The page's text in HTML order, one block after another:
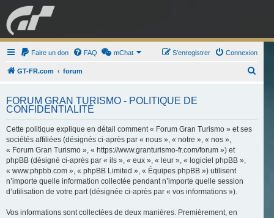
GRAN TURISMO FORUM
ESPORT BOUTIQUE
Faire un don FAQ mChat Connexion
S’enregistrer
GT-FR.com forum
FORUM GRAN TURISMO - POLITIQUE DE
CONFIDENTIALITÉ
Cette politique explique en détail comment « Forum Gran Turismo » et ses
sociétés affiliées (désignés ci-après par « nous », « notre », « nos »,
« Forum Gran Turismo », « https://www.granturismo-fr.com/forum ») et
phpBB (désigné ci-après par « ils », « eux », « leur », « logiciel phpBB »,
« www.phpbb.com », « phpBB Limited », « Équipes phpBB ») utilisent
n’importe quelle information collectée pendant n’importe quelle session
d’utilisation de votre part (désignée ci-après par « vos informations »).
Vos informations sont collectées de deux manières. Premièrement, en